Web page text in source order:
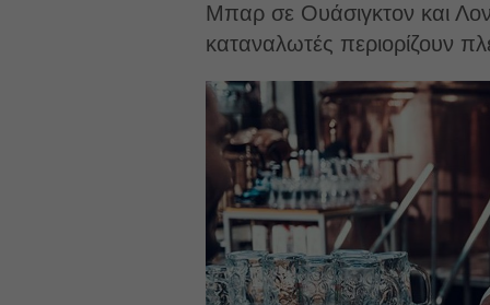
Μπαρ σε Ουάσιγκτον και
καταναλωτές περιορίζουν